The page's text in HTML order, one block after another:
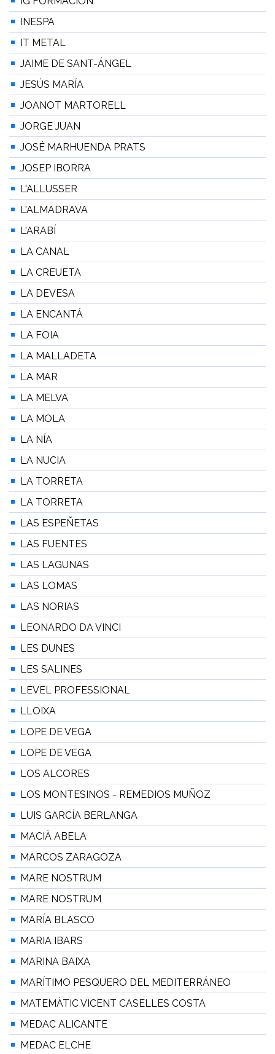
INESPA
IT METAL
JAIME DE SANT-ÁNGEL
JESÚS MARÍA
JOANOT MARTORELL
JORGE JUAN
JOSÉ MARHUENDA PRATS
JOSEP IBORRA
L'ALLUSSER
L'ALMADRAVA
L'ARABÍ
LA CANAL
LA CREUETA
LA DEVESA
LA ENCANTÁ
LA FOIA
LA MALLADETA
LA MAR
LA MELVA
LA MOLA
LA NÍA
LA NUCIA
LA TORRETA
LA TORRETA
LAS ESPEÑETAS
LAS FUENTES
LAS LAGUNAS
LAS LOMAS
LAS NORIAS
LEONARDO DA VINCI
LES DUNES
LES SALINES
LEVEL PROFESSIONAL
LLOIXA
LOPE DE VEGA
LOPE DE VEGA
LOS ALCORES
LOS MONTESINOS - REMEDIOS MUÑOZ
LUIS GARCÍA BERLANGA
MACIÀ ABELA
MARCOS ZARAGOZA
MARE NOSTRUM
MARE NOSTRUM
MARÍA BLASCO
MARIA IBARS
MARINA BAIXA
MARÍTIMO PESQUERO DEL MEDITERRÁNEO
MATEMÀTIC VICENT CASELLES COSTA
MEDAC ALICANTE
MEDAC ELCHE